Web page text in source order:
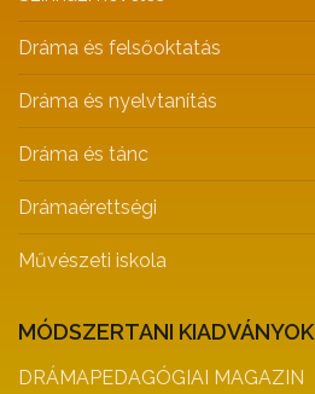
Dráma és felsőoktatás
Dráma és nyelvtanítás
Dráma és tánc
Drámaérettségi
Művészeti iskola
MÓDSZERTANI KIADVÁNYOK
DRÁMAPEDAGÓGIAI MAGAZIN